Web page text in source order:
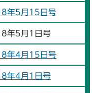
年5月15日号
年5月1日号
年4月15日号
年4月1日号